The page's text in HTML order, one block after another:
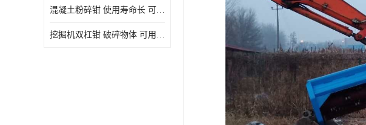
混凝土粉碎钳 使用寿命长 可用于多种场合
挖掘机双杠钳 破碎物体 可用于多种场合